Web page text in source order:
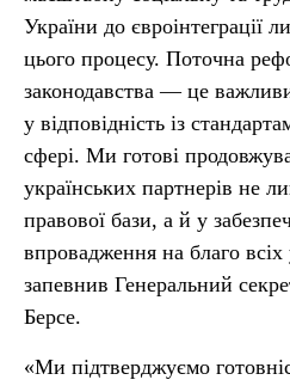
України до євроінтеграції
цього процесу. Поточна
законодавства — це
у відповідність із
сфері. Ми готові
українських партнерів не
правової бази, а й у
впровадження на благо
запевнив Генеральний
Берсе.
«Ми підтверджуємо